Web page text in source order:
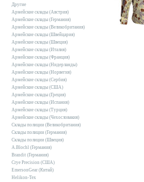
Другие
Армейские склады (Австрия)
Армейские склады (Германия)
Армейские склады (Великобритания)
Армейские склады (Швейцария)
Армейские склады (Швеция)
Армейские склады (Италия)
Армейские склады (Франция)
Армейские склады (Нидерланды)
Армейские склады (Норвегия)
Армейские склады (Сербия)
Армейские склады (США)
Армейские склады (Греция)
Армейские склады (Испания)
Армейские склады (Турция)
Армейские склады (Чехословакия)
Склады полиции (Великобритания)
Склады полиции (Германия)
Склады полиции (Швеция)
A.Blochl (Германия)
Brandit (Германия)
Crye Precision (США)
EmersonGear (Китай)
Helikon-Tex